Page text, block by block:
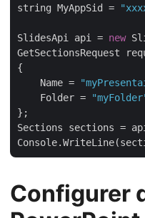
string MyAppSid =
SlidesApi api = new
GetSectionsRequest
{
    Name =
    Folder =
};
Sections sections =
Configurer